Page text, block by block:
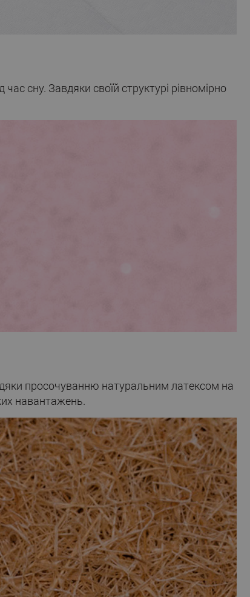
сну. Завдяки своїй структурі рівномірно
просочуванню натуральним латексом на
навантажень.